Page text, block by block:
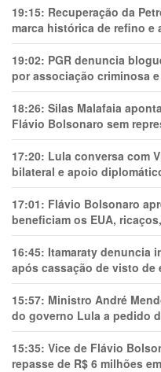
19:15: Recuperação da
marca histórica de refino e
19:02: PGR denuncia
por associação criminosa
18:26: Silas Malafaia
Flávio Bolsonaro sem
17:20: Lula conversa com
bilateral e apoio
17:01: Flávio Bolsonaro
beneficiam os EUA,
16:45: Itamaraty denuncia
após cassação de visto de
15:57: Ministro André
do governo Lula a pedido
15:35: Vice de Flávio
repasse de R$ 6 milhões